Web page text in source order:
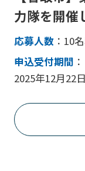
力隊を開催
応募人数：10
申込受付期間 ：
2025年12月22